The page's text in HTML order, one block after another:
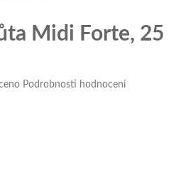
Midi Forte, 25
Podrobnosti hodnocení